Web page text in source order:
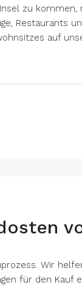
zu kommen,
Restaurants
auf
Wir
für den Kauf